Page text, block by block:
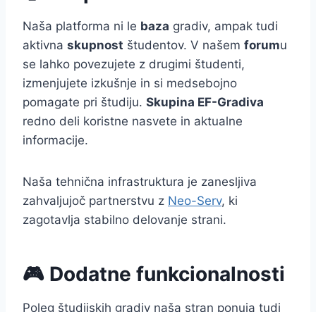
Naša platforma ni le baza gradiv, ampak tudi
aktivna skupnost študentov. V našem forumu
se lahko povezujete z drugimi študenti,
izmenjujete izkušnje in si medsebojno
pomagate pri študiju. Skupina EF-Gradiva
redno deli koristne nasvete in aktualne
informacije.
Naša tehnična infrastruktura je zanesljiva
zahvaljujoč partnerstvu z Neo-Serv, ki
zagotavlja stabilno delovanje strani.
🎮 Dodatne funkcionalnosti
Poleg študijskih gradiv naša stran ponuja tudi